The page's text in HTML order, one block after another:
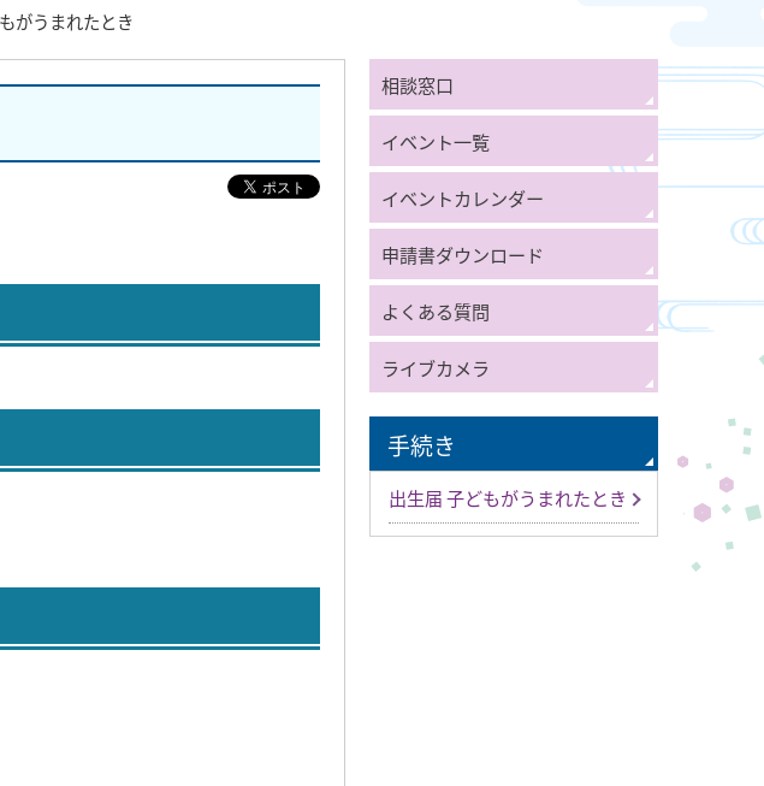
がうまれたとき
相談窓口
イベント一覧
イベントカレンダー
申請書ダウンロード
よくある質問
ライブカメラ
手続き
出生届 子どもがうまれたとき